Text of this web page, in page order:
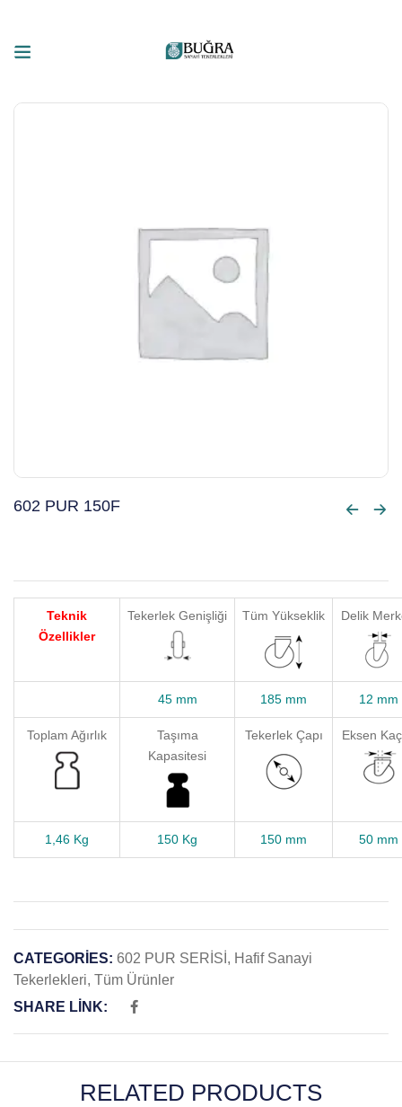
602 PUR 150F
Teknik
Özellikler
Tekerlek Genişliği Tüm Yükseklik Delik
45 mm 185 mm 12 mm
Toplam Ağırlık
Taşıma
Kapasitesi
Tekerlek Çapı Eksen
1,46 Kg 150 Kg 150 mm 50 mm
CATEGORIES: 602 PUR SERİSİ , Hafif Sanayi
Tekerlekleri, Tüm Ürünler
SHARE LINK:
RELATED PRODUCTS